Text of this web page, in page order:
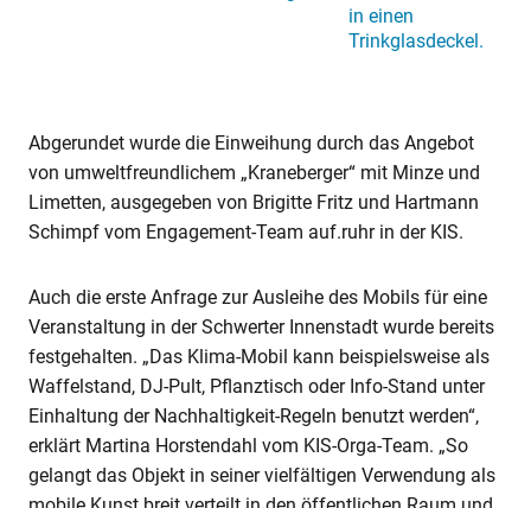
Abgerundet wurde die Einweihung durch das Angebot
von umweltfreundlichem „Kraneberger“ mit Minze und
Limetten, ausgegeben von Brigitte Fritz und Hartmann
Schimpf vom Engagement-Team auf.ruhr in der KIS.
Auch die erste Anfrage zur Ausleihe des Mobils für eine
Veranstaltung in der Schwerter Innenstadt wurde bereits
festgehalten. „Das Klima-Mobil kann beispielsweise als
Waffelstand, DJ-Pult, Pflanztisch oder Info-Stand unter
Einhaltung der Nachhaltigkeit-Regeln benutzt werden“,
erklärt Martina Horstendahl vom KIS-Orga-Team. „So
gelangt das Objekt in seiner vielfältigen Verwendung als